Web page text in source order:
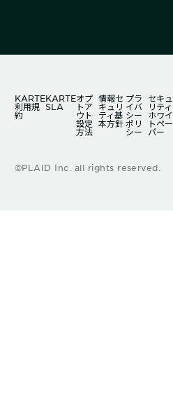
KARTE
利用規
約
KARTE
SLA
オプ
トア
ウト
設定
方法
情報セ
キュリ
ティ基
本方針
プラ
イバ
シー
ポリ
シー
セキュ
リティ
ホワイ
トペー
パー
©PLAID Inc. all rights reserved.